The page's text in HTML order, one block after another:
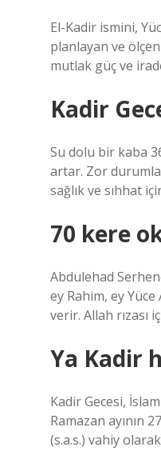
El-Kadir ismini,
planlayan ve
mutlak güç ve
Kadir
Su dolu bir kaba
artar. Zor
sağlık ve sıhhat
70 kere
Abdulehad
ey Rahim, ey
verir. Allah rızası
Ya Kadir
Kadir Gecesi,
Ramazan ayının
(s.a.s.) vahiy